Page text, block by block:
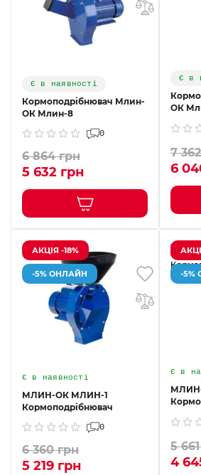
Є в наявності
Кормоподрібнювач Млин-
ОК Млин-8
0
6 864 грн
5 632 грн
Є в
ОК
7
6
АКЦІЯ -18%
-5% ОНЛАЙН
Є в наявності
МЛИН-ОК МЛИН-1
Кормоподрібнювач
0
6 360 грн
5 219 грн
-5%
Є в
5
4